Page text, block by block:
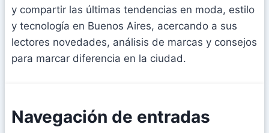
y compartir las últimas tendencias en moda, estilo
y tecnología en Buenos Aires, acercando a sus
lectores novedades, análisis de marcas y consejos
para marcar diferencia en la ciudad.
Navegación de entradas